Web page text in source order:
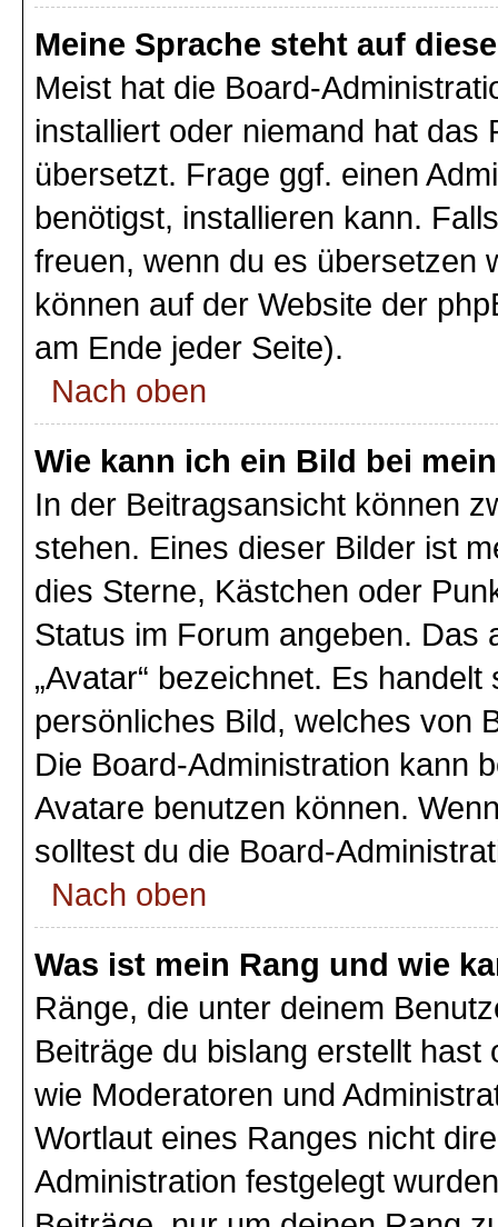
Meine Sprache steht auf
Meist hat die Board-
installiert oder niemand hat das
übersetzt. Frage ggf. einen
benötigst, installieren kann.
freuen, wenn du es übersetzen
können auf der Website der
am Ende jeder Seite).
Nach oben
Wie kann ich ein Bild bei
In der Beitragsansicht können
stehen. Eines dieser Bilder ist
dies Sterne, Kästchen oder
Status im Forum angeben. Das
„Avatar“ bezeichnet. Es
persönliches Bild, welches von
Die Board-Administration kann
Avatare benutzen können.
solltest du die Board-
Nach oben
Was ist mein Rang und wie
Ränge, die unter deinem
Beiträge du bislang erstellt
wie Moderatoren und
Wortlaut eines Ranges nicht
Administration festgelegt